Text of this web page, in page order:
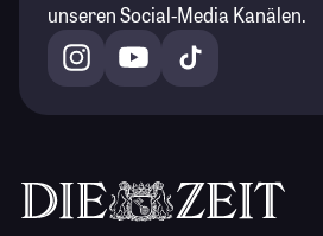
unseren Social-Media Kanälen.